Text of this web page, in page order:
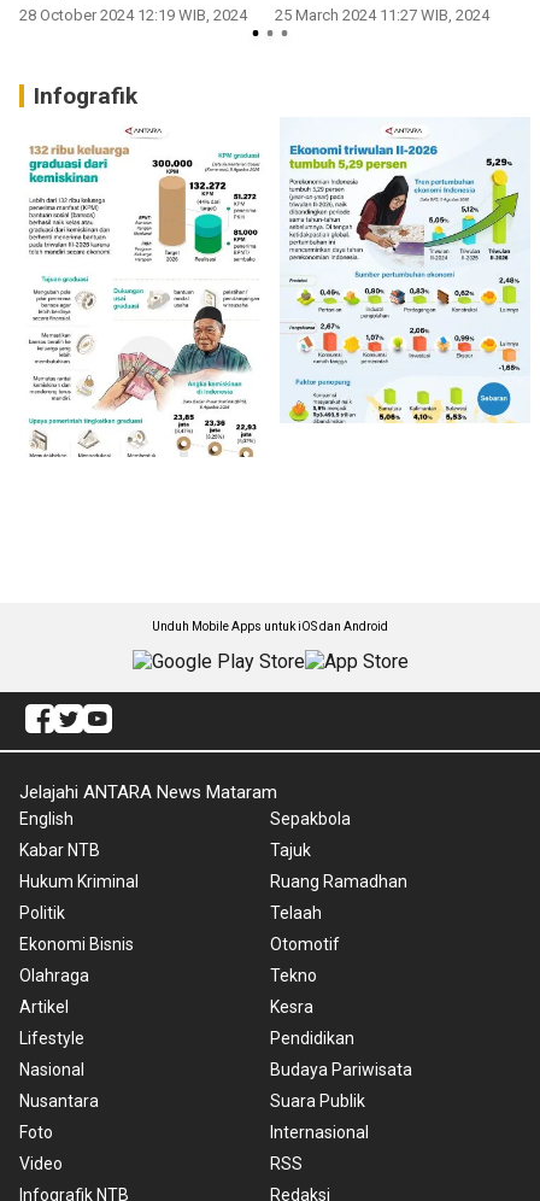
28 October 2024 12:19 WIB, 2024 25 March 2024 11:27 WIB, 2024
Infografik
Unduh Mobile Apps untuk iOS dan Android
Jelajahi ANTARA News Mataram
English
Kabar NTB
Hukum Kriminal
Politik
Ekonomi Bisnis
Olahraga
Artikel
Lifestyle
Nasional
Nusantara
Foto
Video
Infografik NTB
Sepakbola
Tajuk
Ruang Ramadhan
Telaah
Otomotif
Tekno
Kesra
Pendidikan
Budaya Pariwisata
Suara Publik
Internasional
RSS
Redaksi